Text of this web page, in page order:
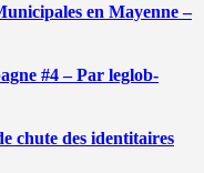
en Mayenne –
#4 – Par leglob-
chute des identitaires